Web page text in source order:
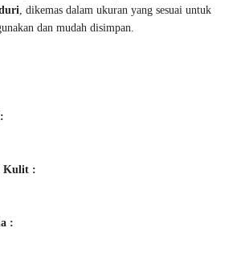
, dikemas dalam ukuran yang sesuai untuk
dan mudah disimpan.
Kulit :
: